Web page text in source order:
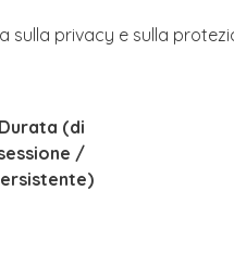
sulla privacy e sulla
Durata (di
/